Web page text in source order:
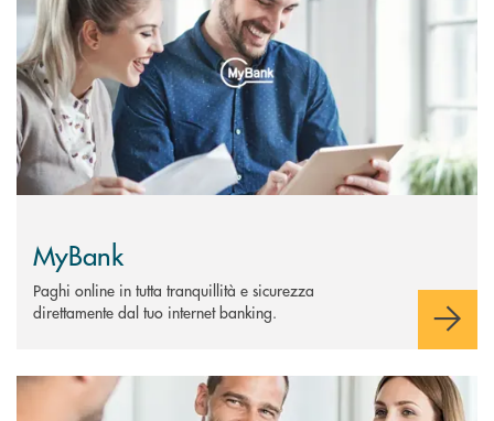
MyBank
Paghi online in tutta tranquillità e sicurezza
direttamente dal tuo internet banking.
Scopri di più Cassette di Sicurezza